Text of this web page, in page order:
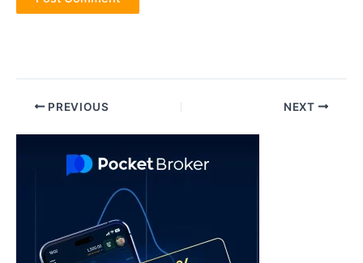
Post PREVIOUS NEXT